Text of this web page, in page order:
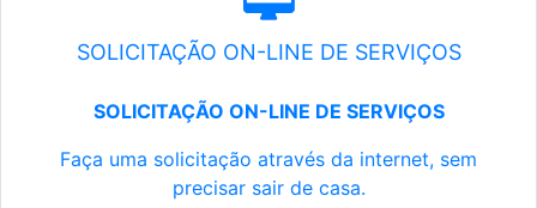
SOLICITAÇÃO ON-LINE DE SERVIÇOS
SOLICITAÇÃO ON-LINE DE SERVIÇOS
Faça uma solicitação através da internet, sem
precisar sair de casa.